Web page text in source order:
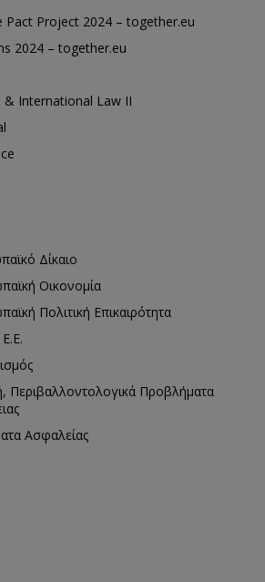
Pact Project 2024 – together.eu
2024 – together.eu
& International Law II
Δίκαιο
Οικονομία
Πολιτική Επικαιρότητα
Περιβαλλοντολογικά Προβλήματα
Ασφαλείας